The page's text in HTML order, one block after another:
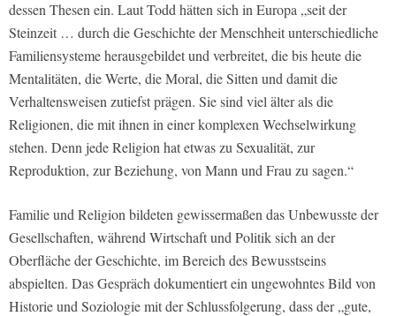
dessen Thesen ein. Laut Todd hätten sich in Europa „seit der
Steinzeit … durch die Geschichte der Menschheit unterschiedliche
Familiensysteme herausgebildet und verbreitet, die bis heute die
Mentalitäten, die Werte, die Moral, die Sitten und damit die
Verhaltensweisen zutiefst prägen. Sie sind viel älter als die
Religionen, die mit ihnen in einer komplexen Wechselwirkung
stehen. Denn jede Religion hat etwas zu Sexualität, zur
Reproduktion, zur Beziehung, von Mann und Frau zu sagen.“
Familie und Religion bildeten gewissermaßen das Unbewusste der
Gesellschaften, während Wirtschaft und Politik sich an der
Oberfläche der Geschichte, im Bereich des Bewusstseins
abspielten. Das Gespräch dokumentiert ein ungewohntes Bild von
Historie und Soziologie mit der Schlussfolgerung, dass der„gute,